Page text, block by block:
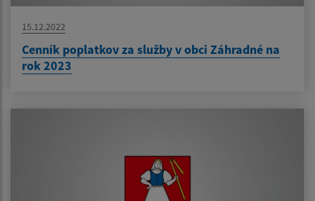
15.12.2022
Cenník poplatkov za služby v obci Záhradné na
rok 2023